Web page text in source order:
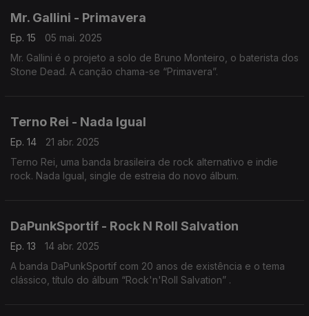
Mr. Gallini - Primavera
Ep. 15
05 mai. 2025
Mr. Gallini é o projeto a solo de Bruno Monteiro, o baterista dos
Stone Dead. A canção chama-se “Primavera”.
Terno Rei - Nada Igual
Ep. 14
21 abr. 2025
Terno Rei, uma banda brasileira de rock alternativo e indie
rock. Nada Igual, single de estreia do novo álbum.
DaPunkSportif - Rock N Roll Salvation
Ep. 13
14 abr. 2025
A banda DaPunkSportif com 20 anos de existência e o tema
clássico, título do álbum “Rock'n'Roll Salvation” .